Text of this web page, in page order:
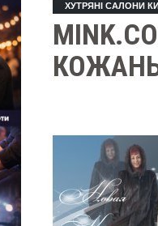
ХУТРЯНІ САЛОНИ